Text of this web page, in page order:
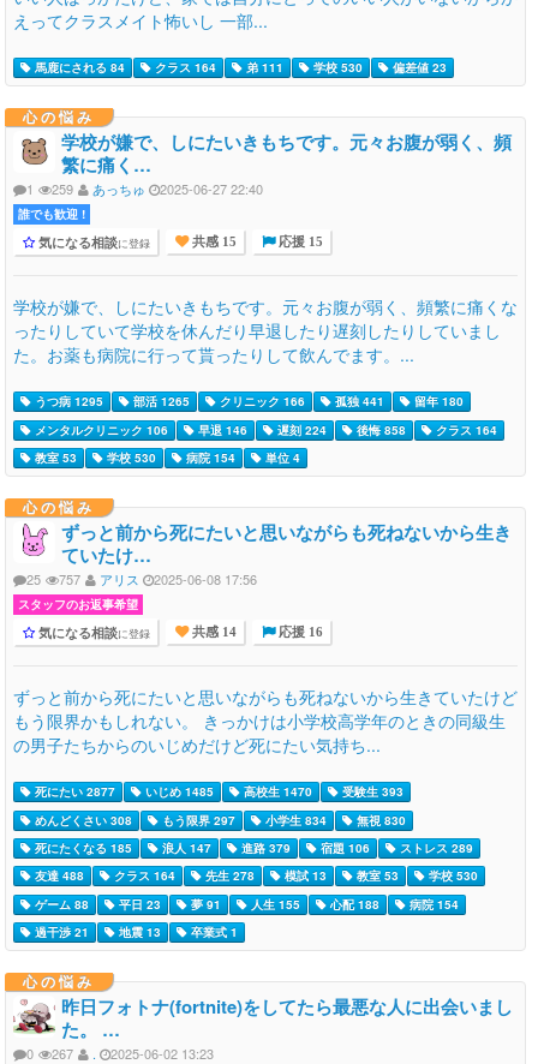
えってクラスメイト怖いし 一部...
馬鹿にされる 84 クラス 164 弟 111 学校 530 偏差値 23
心の悩み
学校が嫌で、しにたいきもちです。元々お腹が弱く、頻
繁に痛く…
1 259 あっちゅ 2025-06-27 22:40
誰でも歓迎 !
気になる相談に登録 共感 15 応援 15
学校が嫌で、しにたいきもちです。元々お腹が弱く、頻繁に痛くな
ったりしていて学校を休んだり早退したり遅刻したりしていまし
た。お薬も病院に行って貰ったりして飲んでます。...
うつ病 1295 部活 1265 クリニック 166 孤独 441
留年 180
メンタルクリニック 106
早退 146 遅刻 224 後悔 858
クラス 164
教室 53
学校 530 病院 154 単位 4
心の悩み
ずっと前から死にたいと思いながらも死ねないから生き
ていたけ…
25 757 アリス 2025-06-08 17:56
スタッフのお返事希望
気になる相談に登録 共感 14 応援 16
ずっと前から死にたいと思いながらも死ねないから生きていたけど
もう限界かもしれない。 きっかけは小学校高学年のときの同級生
の男子たちからのいじめだけど死にたい気持ち...
死にたい 2877 いじめ 1485 高校生 1470
受験生 393
めんどくさい 308
もう限界 297 小学生 834
無視 830
死にたくなる 185
浪人 147 進路 379 宿題 106
ストレス 289
友達 488
クラス 164 先生 278 模試 13 教室 53
学校 530
ゲーム 88
平日 23 夢 91 人生 155 心配 188
病院 154
過干渉 21
地震 13 卒業式 1
心の悩み
昨日フォトナ(fortnite)をしてたら最悪な人に出会いまし
た。 …
0 267 . 2025-06-02 13:23